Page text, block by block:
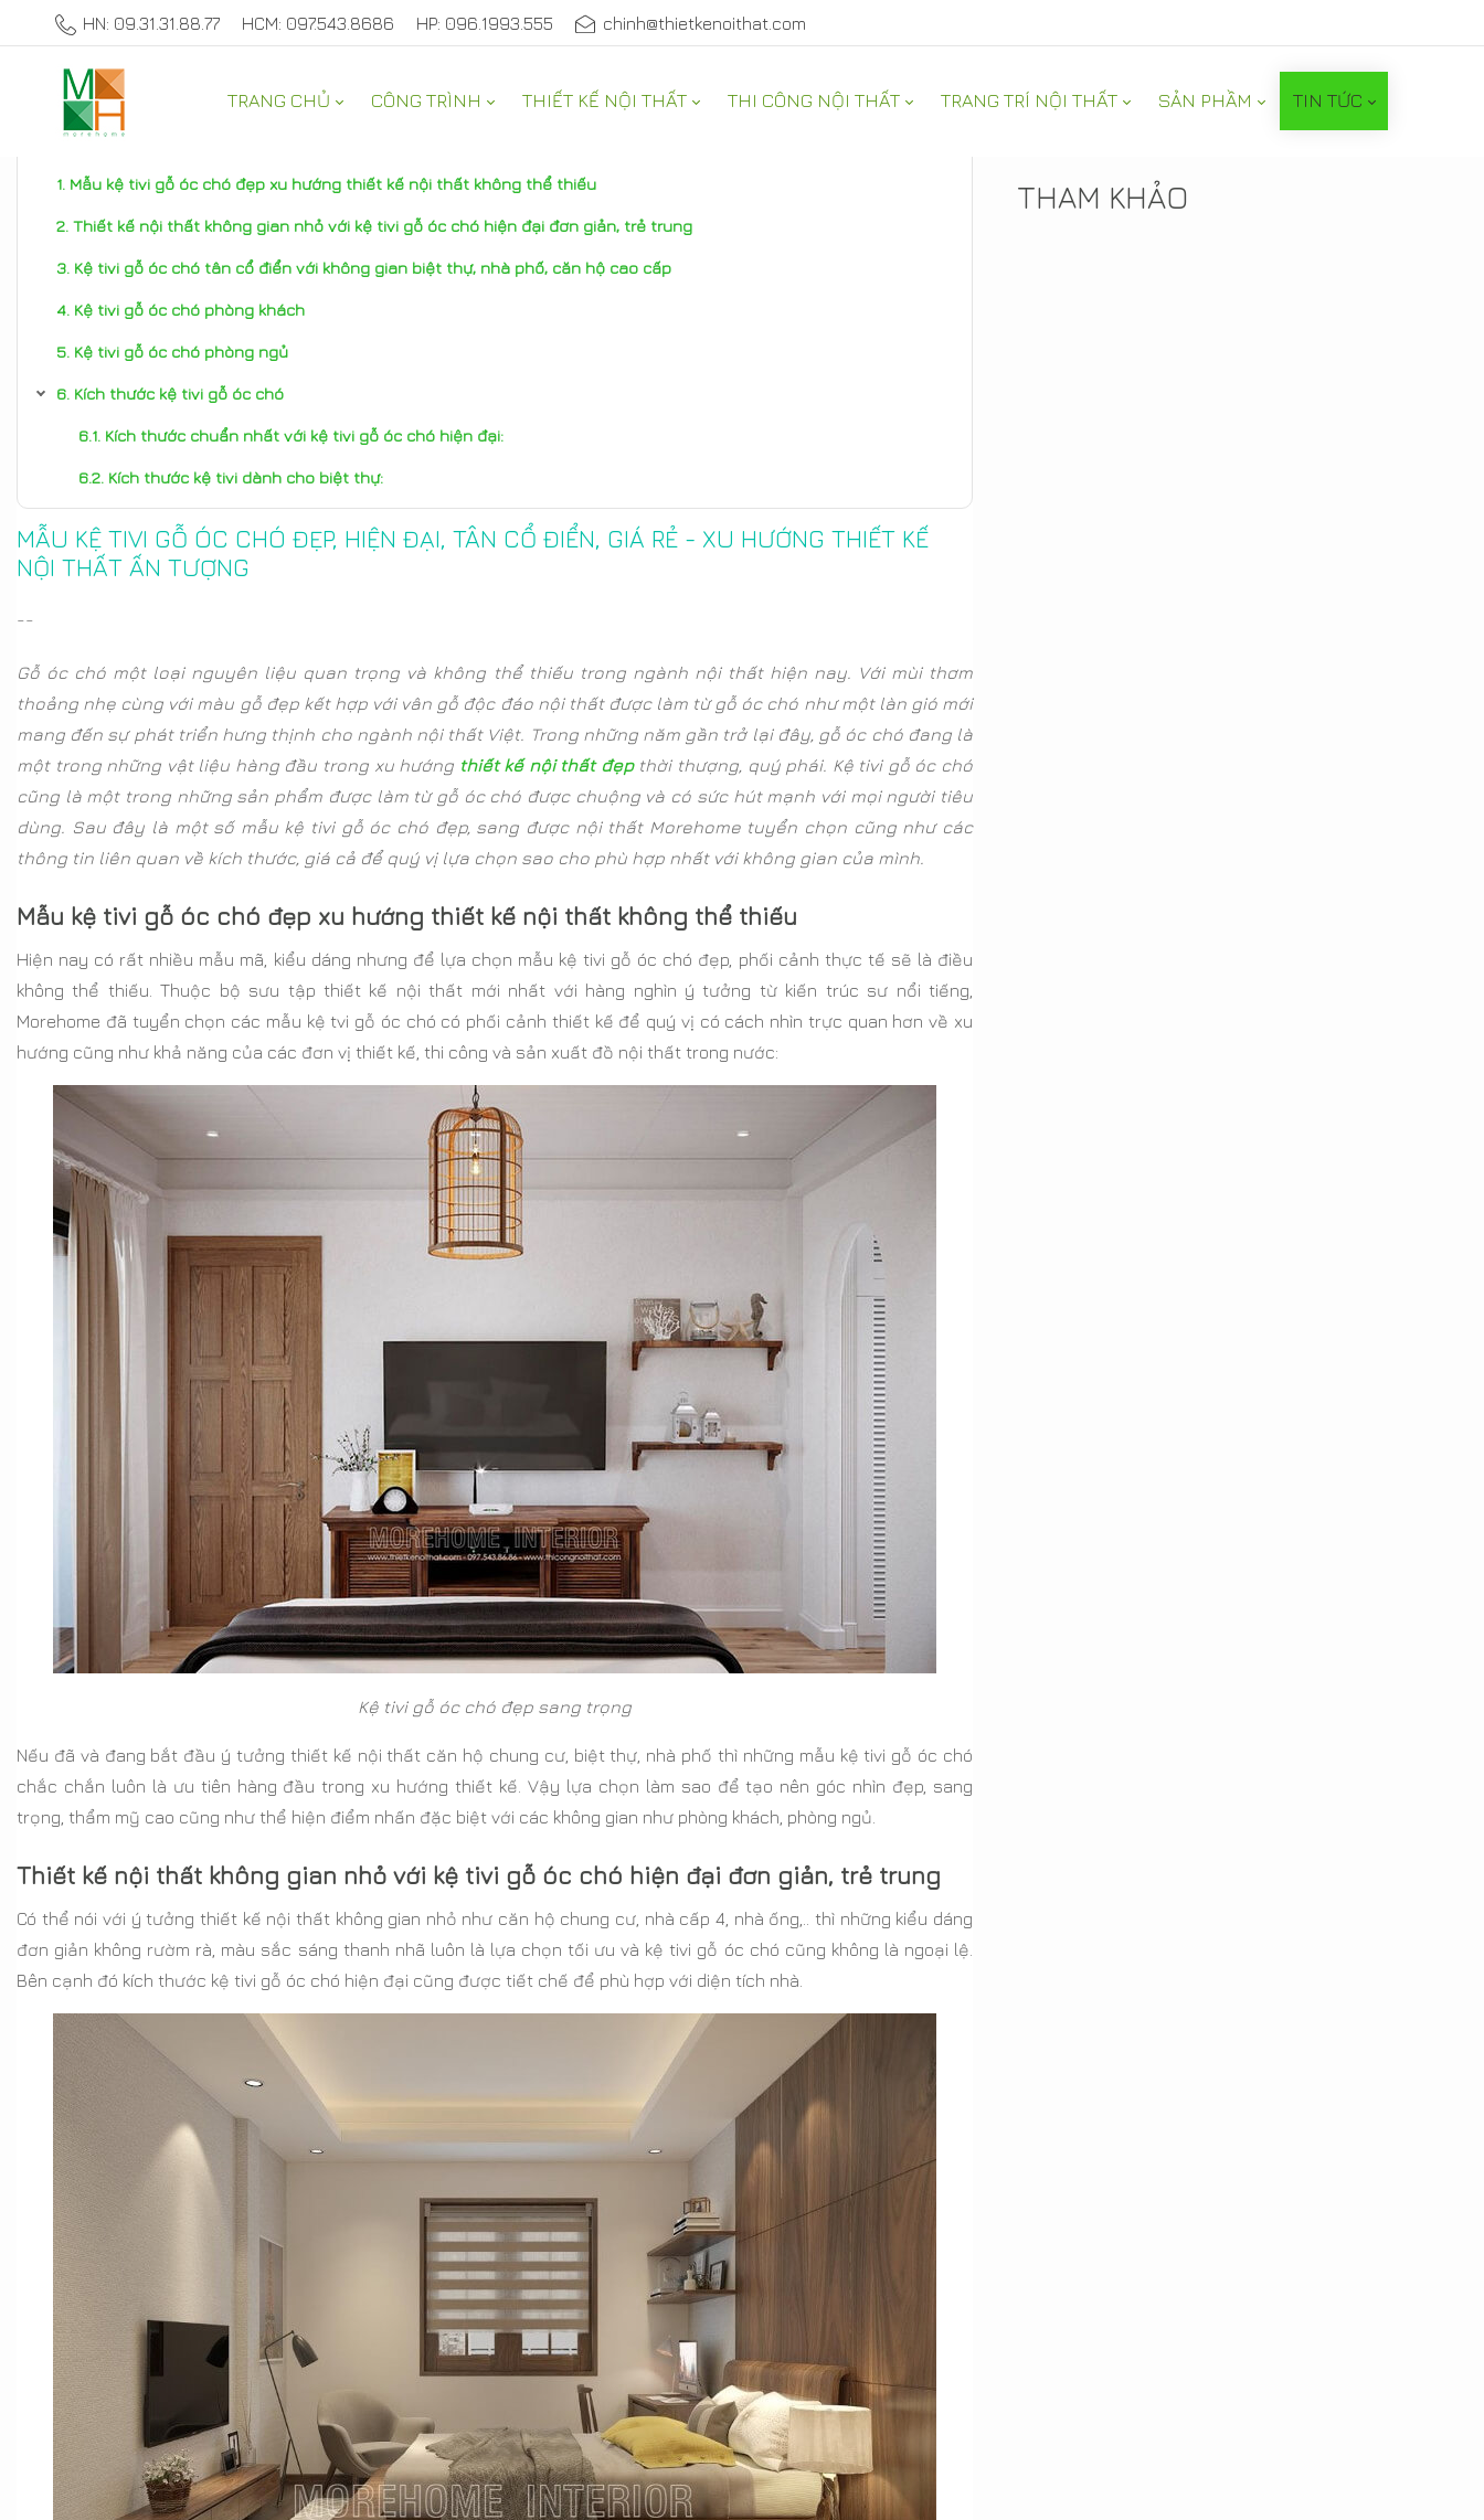
HN: 09.31.31.88.77 HCM: 097.543.8686 HP: 096.1993.555 chinh@thietkenoithat.com
TRANG CHỦ CÔNG TRÌNH THIẾT KẾ NỘI THẤT THI CÔNG NỘI THẤT TRANG TRÍ NỘI THẤT SẢN PHẦM TIN TỨC
TƯ VẤN NỘI THẤT NHÀ ĐẸP
Mẫu kệ tivi gỗ óc chó đẹp xu hướng thiết kế nội thất không thể thiếu
Thiết kế nội thất không gian nhỏ với kệ tivi gỗ óc chó hiện đại đơn giản, trẻ trung
Kệ tivi gỗ óc chó tân cổ điển với không gian biệt thự, nhà phố, căn hộ cao cấp
Kệ tivi gỗ óc chó phòng khách
Kệ tivi gỗ óc chó phòng ngủ
Kích thước kệ tivi gỗ óc chó
Kích thước chuẩn nhất với kệ tivi gỗ óc chó hiện đại:
Kích thước kệ tivi dành cho biệt thự:
Giá kệ tivi gỗ óc chó
Mẫu kệ tivi gỗ óc chó đẹp bởi nội thất Morehome
MẪU KỆ TIVI GỖ ÓC CHÓ ĐẸP, HIỆN ĐẠI, TÂN CỔ ĐIỂN, GIÁ RẺ - XU HƯỚNG THIẾT KẾ
NỘI THẤT ẤN TƯỢNG
--
Gỗ óc chó một loại nguyên liệu quan trọng và không thể thiếu trong ngành nội thất hiện nay. Với mùi thơm
thoảng nhẹ cùng với màu gỗ đẹp kết hợp với vân gỗ độc đáo nội thất được làm từ gỗ óc chó như một làn gió mới
mang đến sự phát triển hưng thịnh cho ngành nội thất Việt. Trong những năm gần trở lại đây, gỗ óc chó đang là
một trong những vật liệu hàng đầu trong xu hướng thiết kế nội thất đẹpthời thượng, quý phái. Kệ tivi gỗ óc chó
cũng là một trong những sản phẩm được làm từ gỗ óc chó được chuộng và có sức hút mạnh với mọi người tiêu
dùng. Sau đây là một số mẫu kệ tivi gỗ óc chó đẹp, sang được nội thất Morehome tuyển chọn cũng như các
thông tin liên quan về kích thước, giá cả để quý vị lựa chọn sao cho phù hợp nhất với không gian của mình.
Mẫu kệ tivi gỗ óc chó đẹp xu hướng thiết kế nội thất không thể thiếu
Hiện nay có rất nhiều mẫu mã, kiểu dáng nhưng để lựa chọn mẫu kệ tivi gỗ óc chó đẹp, phối cảnh thực tế sẽ là điều
không thể thiếu. Thuộc bộ sưu tập thiết kế nội thất mới nhất với hàng nghìn ý tưởng từ kiến trúc sư nổi tiếng,
Morehome đã tuyển chọn các mẫu kệ tvi gỗ óc chó có phối cảnh thiết kế để quý vị có cách nhìn trực quan hơn về xu
hướng cũng như khả năng của các đơn vị thiết kế, thi công và sản xuất đồ nội thất trong nước:
Kệ tivi gỗ óc chó đẹp sang trọng
Nếu đã và đang bắt đầu ý tưởng thiết kế nội thất căn hộ chung cư, biệt thự, nhà phố thì những mẫu kệ tivi gỗ óc chó
chắc chắn luôn là ưu tiên hàng đầu trong xu hướng thiết kế. Vậy lựa chọn làm sao để tạo nên góc nhìn đẹp, sang
trọng, thẩm mỹ cao cũng như thể hiện điểm nhấn đặc biệt với các không gian như phòng khách, phòng ngủ.
Thiết kế nội thất không gian nhỏ với kệ tivi gỗ óc chó hiện đại đơn giản, trẻ trung
Có thể nói với ý tưởng thiết kế nội thất không gian nhỏ như căn hộ chung cư, nhà cấp 4, nhà ống,.. thì những kiểu dáng
đơn giản không rườm rà, màu sắc sáng thanh nhã luôn là lựa chọn tối ưu và kệ tivi gỗ óc chó cũng không là ngoại lệ.
Bên cạnh đó kích thước kệ tivi gỗ óc chó hiện đại cũng được tiết chế để phù hợp với diện tích nhà.
TIN NỔI BẬT
THAM KHẢO